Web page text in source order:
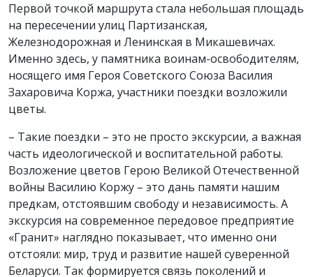
Первой точкой маршрута стала небольшая площадь
на пересечении улиц Партизанская,
Железнодорожная и Ленинская в Микашевичах.
Именно здесь, у памятника воинам-освободителям,
носящего имя Героя Советского Союза Василия
Захаровича Коржа, участники поездки возложили
цветы.
– Такие поездки – это не просто экскурсии, а важная
часть идеологической и воспитательной работы.
Возложение цветов Герою Великой Отечественной
войны Василию Коржу – это дань памяти нашим
предкам, отстоявшим свободу и независимость. А
экскурсия на современное передовое предприятие
«Гранит» наглядно показывает, что именно они
отстояли: мир, труд и развитие нашей суверенной
Беларуси. Так формируется связь поколений и